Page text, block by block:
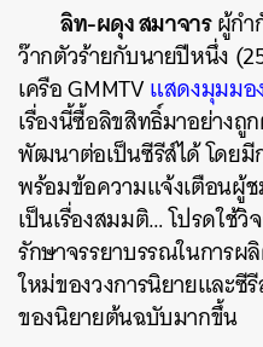
ลิท-ผดุง สมาจารผู้กำ
ว๊ากตัวร้ายกับนายปีหนึ่ง
เครือ GMMTVแสดงมุมมอ
เรื่องนี้ซื้อลิขสิทธิ์มาอย่างถู
พัฒนาต่อเป็นซีรีส์ได้ โดย
พร้อมข้อความแจ้งเตือนผู้
เป็นเรื่องสมมติ… โปรดใช้
รักษาจรรยาบรรณในการ
ใหม่ของวงการนิยายและ
ของนิยายต้นฉบับมากขึ้น